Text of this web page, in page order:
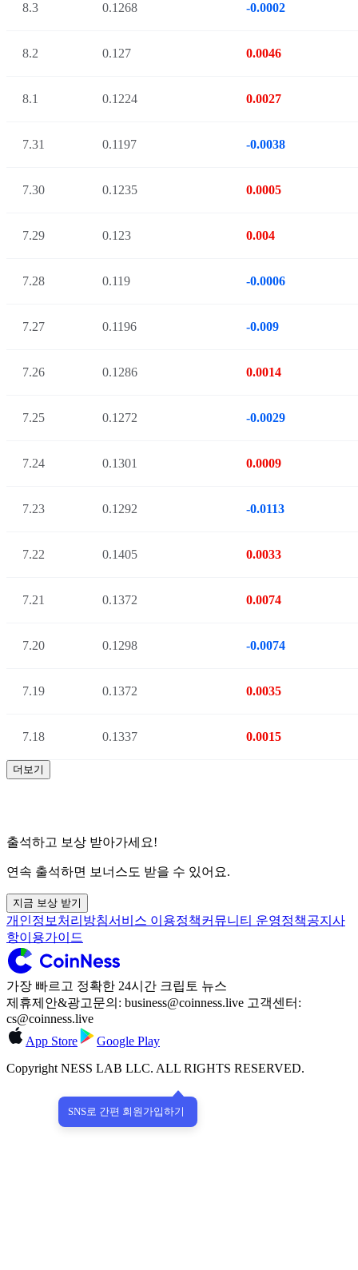
SNS로 간편 회원가입하기
8.3 0.1268 -0.0002
8.2 0.127 0.0046
8.1 0.1224 0.0027
7.31 0.1197 -0.0038
7.30 0.1235 0.0005
7.29 0.123 0.004
7.28 0.119 -0.0006
7.27 0.1196 -0.009
7.26 0.1286 0.0014
7.25 0.1272 -0.0029
7.24 0.1301 0.0009
7.23 0.1292 -0.0113
7.22 0.1405 0.0033
7.21 0.1372 0.0074
7.20 0.1298 -0.0074
7.19 0.1372 0.0035
7.18 0.1337 0.0015
더보기
출석하고 보상 받아가세요!
연속 출석하면 보너스도 받을 수 있어요.
지금 보상 받기
개인정보처리방침서비스 이용정책커뮤니티 운영정책공지사
항이용가이드
가장 빠르고 정확한 24시간 크립토 뉴스
제휴제안&광고문의: business@coinness.live 고객센터:
cs@coinness.live
App Store
Google Play
Copyright NESS LAB LLC. ALL RIGHTS RESERVED.